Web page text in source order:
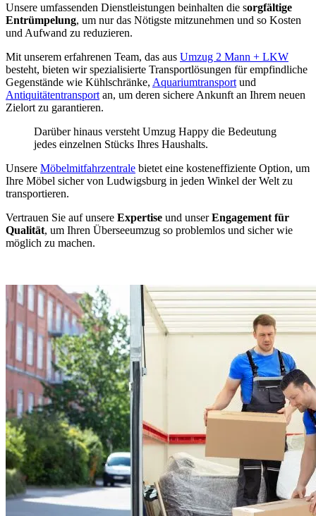
Unsere umfassenden Dienstleistungen beinhalten die sorgfältige
Entrümpelung, um nur das Nötigste mitzunehmen und so Kosten
und Aufwand zu reduzieren.
Mit unserem erfahrenen Team, das aus Umzug 2 Mann + LKW
besteht, bieten wir spezialisierte Transportlösungen für empfindliche
Gegenstände wie Kühlschränke, Aquariumtransport und
Antiquitätentransport an, um deren sichere Ankunft an Ihrem neuen
Zielort zu garantieren.
Darüber hinaus versteht Umzug Happy die Bedeutung
jedes einzelnen Stücks Ihres Haushalts.
Unsere Möbelmitfahrzentrale bietet eine kosteneffiziente Option, um
Ihre Möbel sicher von Ludwigsburg in jeden Winkel der Welt zu
transportieren.
Vertrauen Sie auf unsere Expertise und unserEngagement für
Qualität, um Ihren Überseeumzug so problemlos und sicher wie
möglich zu machen.